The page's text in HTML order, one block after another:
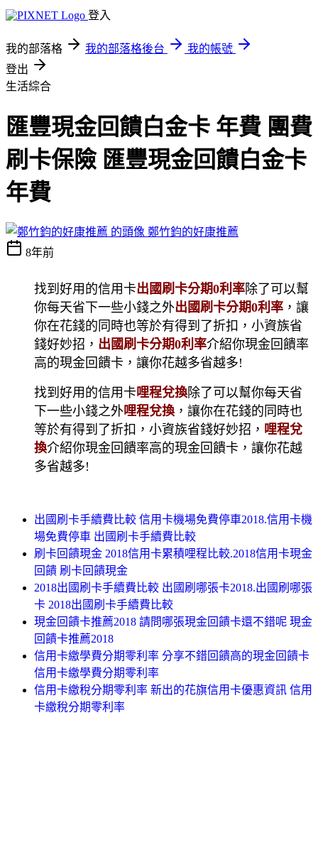
登入
我的部落格 我的部落格後台
我的帳號
登出
生活綜合
匯豐現金回饋白金卡 年費 團費
刷卡保險 匯豐現金回饋白金卡
年費
鄭竹鈞的好康推薦
8年前
找到好用的信用卡出國刷卡分期0利率除了可以幫
你每天省下一些小錢之外出國刷卡分期0利率 ，讓
你在花錢的同時也等於有得到了折扣，小資族省
錢好妙招， 出國刷卡分期0利率介紹你現金回饋率
高的現金回饋卡，讓你花越多省越多!
找到好用的信用卡哩程兌換除了可以幫你每天省
下一些小錢之外哩程兌換 ，讓你在花錢的同時也
等於有得到了折扣，小資族省錢好妙招， 哩程兌
換介紹你現金回饋率高的現金回饋卡，讓你花越
多省越多!
出國刷卡手續費比較 信用卡機場免費停車2018.信用卡機
場免費停車 出國刷卡手續費比較
刷卡回饋現金 2018信用卡累積哩程比較.2018信用卡現金
回饋 刷卡回饋現金
2018出國刷卡手續費比較 出國刷哪張卡2018.出國刷哪張
卡 2018出國刷卡手續費比較
現金回饋卡推薦2018 請問哪張現金回饋卡還不錯呢 現金
回饋卡推薦2018
信用卡繳學費分期零利率 分享不錯回饋高的現金回饋卡
信用卡繳學費分期零利率
信用卡繳稅分期零利率 新出的花旗信用卡優惠資訊 信用
卡繳稅分期零利率